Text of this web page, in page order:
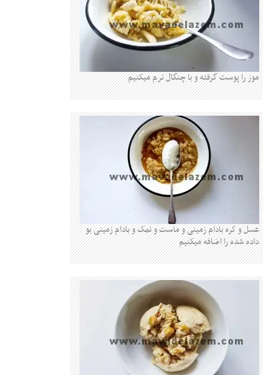
موز را پوست گرفته و با چنگال نرم میکنیم
عسل و کره بادام زمینی و ماست و نمک و بادام زمینی بو
داده شده را اضافه میکنیم